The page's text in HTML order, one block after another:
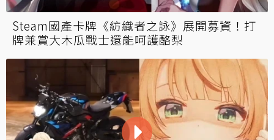
Steam國產卡牌《紡織者之詠》展開募資！打
牌兼賞大木瓜戰士還能呵護酪梨